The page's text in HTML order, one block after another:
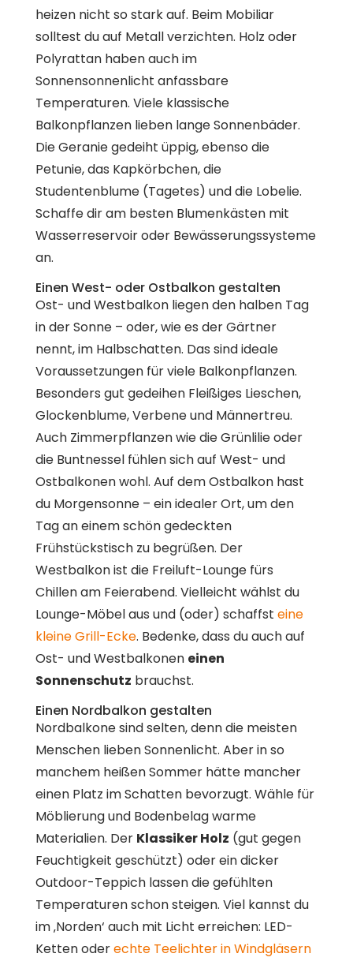
heizen nicht so stark auf. Beim Mobiliar
solltest du auf Metall verzichten. Holz oder
Polyrattan haben auch im
Sonnensonnenlicht anfassbare
Temperaturen. Viele klassische
Balkonpflanzen lieben lange Sonnenbäder.
Die Geranie gedeiht üppig, ebenso die
Petunie, das Kapkörbchen, die
Studentenblume (Tagetes) und die Lobelie.
Schaffe dir am besten Blumenkästen mit
Wasserreservoir oder Bewässerungssysteme
an.
Einen West- oder Ostbalkon gestalten
Ost- und Westbalkon liegen den halben Tag
in der Sonne – oder, wie es der Gärtner
nennt, im Halbschatten. Das sind ideale
Voraussetzungen für viele Balkonpflanzen.
Besonders gut gedeihen Fleißiges Lieschen,
Glockenblume, Verbene und Männertreu.
Auch Zimmerpflanzen wie die Grünlilie oder
die Buntnessel fühlen sich auf West- und
Ostbalkonen wohl. Auf dem Ostbalkon hast
du Morgensonne – ein idealer Ort, um den
Tag an einem schön gedeckten
Frühstückstisch zu begrüßen. Der
Westbalkon ist die Freiluft-Lounge fürs
Chillen am Feierabend. Vielleicht wählst du
Lounge-Möbel aus und (oder) schaffst eine
kleine Grill-Ecke. Bedenke, dass du auch auf
Ost- und Westbalkonen einen
Sonnenschutz brauchst.
Einen Nordbalkon gestalten
Nordbalkone sind selten, denn die meisten
Menschen lieben Sonnenlicht. Aber in so
manchem heißen Sommer hätte mancher
einen Platz im Schatten bevorzugt. Wähle für
Möblierung und Bodenbelag warme
Materialien. Der Klassiker Holz (gut gegen
Feuchtigkeit geschützt) oder ein dicker
Outdoor-Teppich lassen die gefühlten
Temperaturen schon steigen. Viel kannst du
im ‚Norden‘ auch mit Licht erreichen: LED-
Ketten oderechte Teelichter in Windgläsern